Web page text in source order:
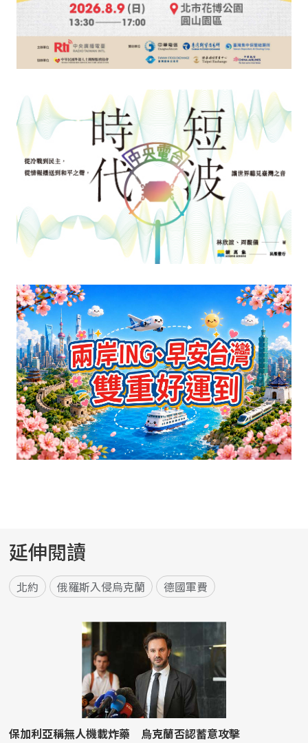
延伸閱讀
北約 俄羅斯入侵烏克蘭 德國軍費
保加利亞稱無人機載炸藥 烏克蘭否認蓄意攻擊